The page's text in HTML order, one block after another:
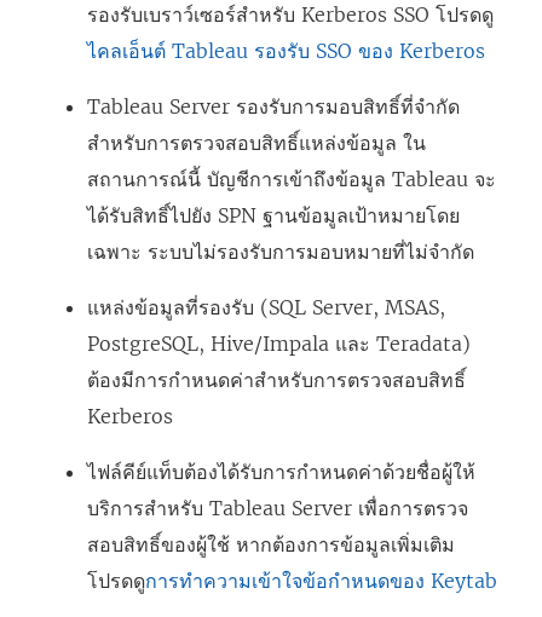
ง
ก์
น
ห
น้
า
ง
ใ
ห
รองรับเบราว์เซอร์สำหรับ Kerberos SSO โปรดดู
ไคลเอ็นต์ Tableau รองรับ SSO ของ Kerberos
Tableau Server รองรับการมอบสิทธิ์ที่จำกัด
สำหรับการตรวจสอบสิทธิ์แหล่งข้อมูล ใน
สถานการณ์นี้ บัญชีการเข้าถึงข้อมูล Tableau จะ
ได้รับสิทธิ์ไปยัง SPN ฐานข้อมูลเป้าหมายโดย
เฉพาะ ระบบไม่รองรับการมอบหมายที่ไม่จำกัด
แหล่งข้อมูลที่รองรับ (SQL Server, MSAS,
PostgreSQL, Hive/Impala และ Teradata)
ต้องมีการกำหนดค่าสำหรับการตรวจสอบสิทธิ์
Kerberos
ไฟล์คีย์แท็บต้องได้รับการกำหนดค่าด้วยชื่อผู้ให้
บริการสำหรับ Tableau Server เพื่อการตรวจ
สอบสิทธิ์ของผู้ใช้ หากต้องการข้อมูลเพิ่มเติม
โปรดดูการทำความเข้าใจข้อกำหนดของ Keytab